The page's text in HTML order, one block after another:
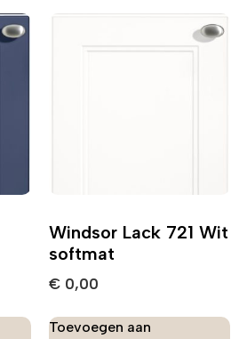
Windsor Lack 721 Wit
softmat
€ 0,00
Toevoegen aan